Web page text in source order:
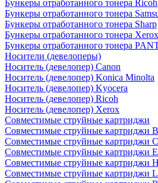
Бункеры отработанного тонера Ricoh
Бункеры отработанного тонера
Бункеры отработанного тонера Sharp
Бункеры отработанного тонера Xerox
Бункеры отработанного тонера
Носители (девелоперы)
Носитель (девелопер) Canon
Носитель (девелопер) Konica Minolta
Носитель (девелопер) Kyocera
Носитель (девелопер) Ricoh
Носитель (девелопер) Xerox
Совместимые струйные картриджи
Совместимые струйные картриджи
Совместимые струйные картриджи
Совместимые струйные картриджи
Совместимые струйные картриджи
Совместимые струйные картриджи